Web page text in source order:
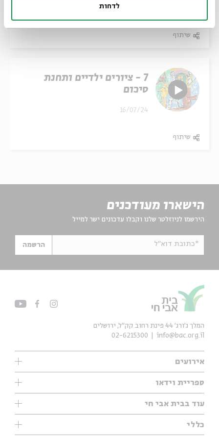
לדחות
שיתוף
7 - ציורים ילדיים ותחנת
סיכום
16/07/24
שיתוף
הישארו מעודכנים
הירשמו לניוזלטר שלנו וקבלו עדכונים ישר למייל
*כתובת דוא"ל הרשמה
אירועים
עיון
אנגלית
נוער
ספריית וידאו
ילדים
מוזיקה
עיון
מיוחדים
עוד בבית אבי חי
תערוכות
מיוחדים
כללי
המלך ג'ורג' 44 פינת רחוב קק״ל, ירושלים
info@bac.org.il
02-6215300